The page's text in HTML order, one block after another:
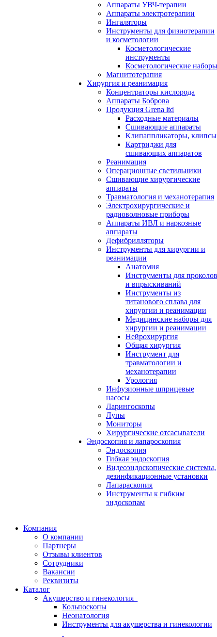
Аппараты УВЧ-терапии
Аппараты электротерапии
Ингаляторы
Инструменты для физиотерапии
и косметологии
Косметологические
инструменты
Косметологические наборы
Магнитотерапия
Хирургия и реанимация
Концентраторы кислорода
Аппараты Боброва
Продукция Grena ltd
Расходные материалы
Сшивающие аппараты
Клипаппликаторы, клипсы
Картриджи для
сшивающих аппаратов
Реанимация
Операционные светильники
Сшивающие хирургические
аппараты
Травматология и механотерапия
Электрохирургические и
радиоволновые приборы
Аппараты ИВЛ и наркозные
аппараты
Дефибрилляторы
Инструменты для хирургии и
реанимации
Анатомия
Инструменты для проколов
и впрыскиваний
Инструменты из
титанового сплава для
хирургии и реанимации
Медицинские наборы для
хирургии и реанимации
Нейрохирургия
Общая хирургия
Инструмент для
травматологии и
механотерапии
Урология
Инфузионные шприцевые
насосы
Ларингоскопы
Лупы
Мониторы
Хирургические отсасыватели
Эндоскопия и лапароскопия
Эндоскопия
Гибкая эндоскопия
Видеоэндоскопические системы,
дезинфикационные установки
Лапараскопия
Инструменты к гибким
эндоскопам
Компания
О компании
Партнеры
Отзывы клиентов
Сотрудники
Вакансии
Реквизиты
Каталог
Акушерство и гинекология
Кольпоскопы
Неонатология
Инструменты для акушерства и гинекологии